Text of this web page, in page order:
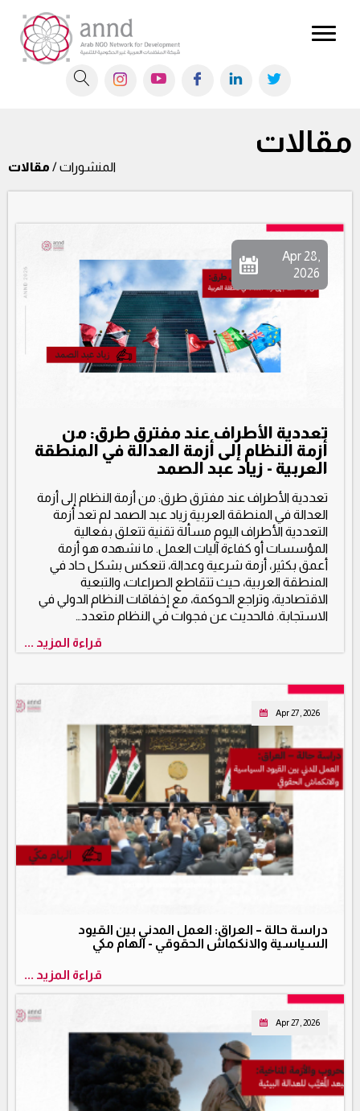
مقالات
المنشورات / مقالات
Apr 28,
2026
تعددية الأطراف عند مفترق طرق: من
أزمة النظام إلى أزمة العدالة في المنطقة
العربية - زياد عبد الصمد
تعددية الأطراف عند مفترق طرق: من أزمة النظام إلى أزمة
العدالة في المنطقة العربية زياد عبد الصمد لم تعد أزمة
التعددية الأطراف اليوم مسألة تقنية تتعلق بفعالية
المؤسسات أو كفاءة آليات العمل. ما نشهده هو أزمة
أعمق بكثير، أزمة شرعية وعدالة، تنعكس بشكل حاد في
المنطقة العربية، حيث تتقاطع الصراعات، والتبعية
الاقتصادية، وتراجع الحوكمة، مع إخفاقات النظام الدولي في
الاستجابة. فالحديث عن فجوات في النظام متعدد…
قراءة المزيد ...
Apr 27, 2026
دراسة حالة – العراق: العمل المدني بين القيود
السياسية والانكماش الحقوقي - الهام مكي
قراءة المزيد ...
Apr 27, 2026